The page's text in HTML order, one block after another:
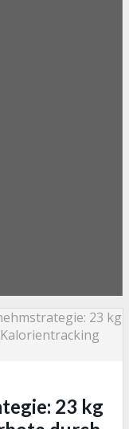
23 kg
23 kg